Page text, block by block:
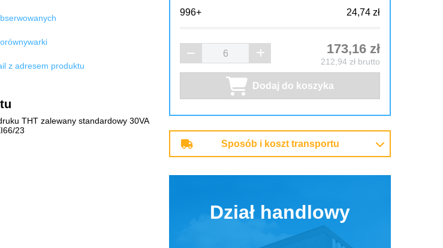
z adresem produktu
THT zalewany standardowy 30VA
23
996+
24,74 zł
173,16 zł
212,94 zł brutto
Dodaj do koszyka
Sposób i koszt transportu
Dział handlowy